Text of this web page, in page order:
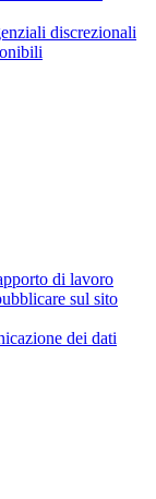
discrezionali
di lavoro
sul sito
dei dati